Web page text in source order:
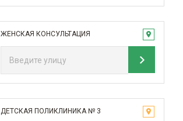
ЖЕНСКАЯ КОНСУЛЬТАЦИЯ
ДЕТСКАЯ ПОЛИКЛИНИКА № 3